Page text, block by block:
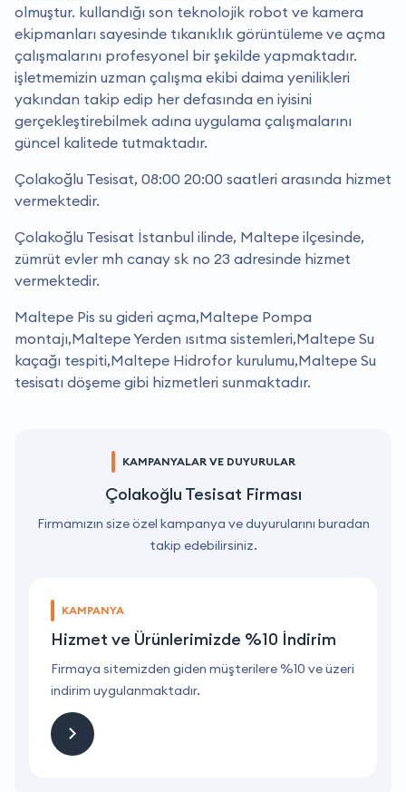
olmuştur. kullandığı son teknolojik robot ve kamera
ekipmanları sayesinde tıkanıklık görüntüleme ve açma
çalışmalarını profesyonel bir şekilde yapmaktadır.
i̇şletmemizin uzman çalışma ekibi daima yenilikleri
yakından takip edip her defasında en iyisini
gerçekleştirebilmek adına uygulama çalışmalarını
güncel kalitede tutmaktadır.
Çolakoğlu Tesisat, 08:00 20:00 saatleri arasında hizmet
vermektedir.
Çolakoğlu Tesisat İstanbul ilinde, Maltepe ilçesinde,
zümrüt evler mh canay sk no 23 adresinde hizmet
vermektedir.
Maltepe Pis su gideri açma,Maltepe Pompa
montajı,Maltepe Yerden ısıtma sistemleri,Maltepe Su
kaçağı tespiti,Maltepe Hidrofor kurulumu,Maltepe Su
tesisatı döşeme gibi hizmetleri sunmaktadır.
KAMPANYALAR VE DUYURULAR
Çolakoğlu Tesisat Firması
Firmamızın size özel kampanya ve duyurularını buradan
takip edebilirsiniz.
KAMPANYA
Hizmet ve Ürünlerimizde %10 İndirim
Firmaya sitemizden giden müşterilere %10 ve üzeri
indirim uygulanmaktadır.